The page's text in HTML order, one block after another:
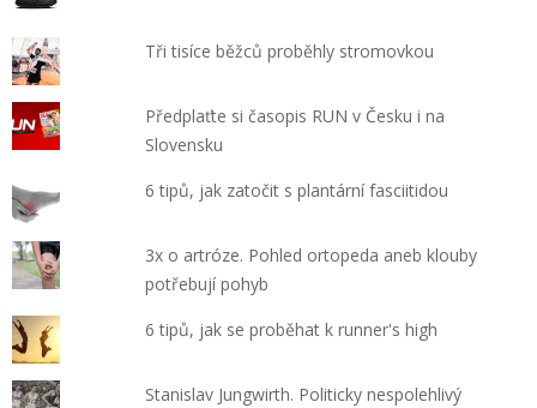
Tři tisíce běžců proběhly stromovkou
Předplaťte si časopis RUN v Česku i na
Slovensku
6 tipů, jak zatočit s plantární fasciitidou
3x o artróze. Pohled ortopeda aneb klouby
potřebují pohyb
6 tipů, jak se proběhat k runner's high
Stanislav Jungwirth. Politicky nespolehlivý